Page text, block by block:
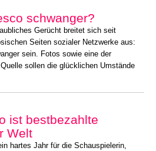
schwanger?
Gerücht breitet sich seit
Seiten sozialer Netzwerke aus:
sein. Fotos sowie eine der
sollen die glücklichen Umstände
ist bestbezahlte
Welt
hartes Jahr für die Schauspielerin,